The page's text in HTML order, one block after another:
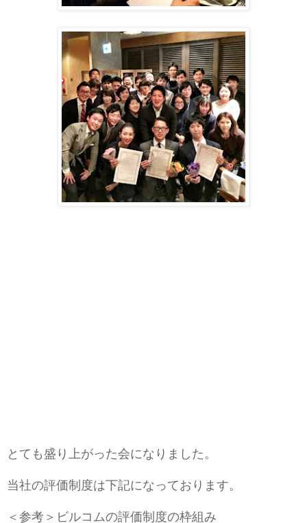
とても盛り上がった会になりました。
当社の評価制度は下記になっております。
＜参考＞ビルコムの評価制度の枠組み